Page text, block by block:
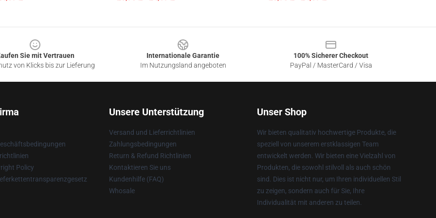
Sie mit Vertrauen
von Klicks bis zur Lieferung
Internationale Garantie
Im Nutzungsland angeboten
100% Sicherer Checkout
PayPal / MasterCard / Visa
Policy
Unsere Unterstützung
Versand und Lieferrichtlinien
Zahlungsbedingungen
Return & Refund Richtlinien
Kontaktieren Sie uns
Kundenhilfe (FAQ)
Whosale
Unser Shop
Wir bieten qualitativ hochwertige Produkte, die
speziell von unserem erstklassigen Team
entwickelt werden. Wir bieten eine Vielzahl von
Produkten, die sowohl stilvoll als auch schön
sind. Dies ist nicht nur, um Ihren individuellen Stil
zu zeigen, sondern auch für Sie, Ihre
Individualität mit anderen zu teilen.